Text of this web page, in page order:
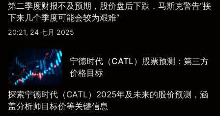
第二季度财报不及预期，股价盘后下跌，马斯克警告“接
下来几个季度可能会较为艰难”
20:21, 24 七月 2025
宁德时代（CATL）股票预测：第三方
价格目标
探索宁德时代（CATL）2025年及未来的股价预测，涵
盖分析师目标价等关键信息